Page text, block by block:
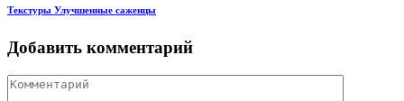
Текстуры Улучшенные саженцы
Добавить комментарий